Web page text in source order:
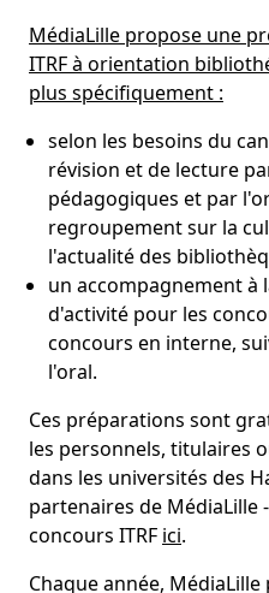
MédiaLille propose une
ITRF à orientation
plus spécifiquement :
selon les besoins du
révision et de lecture
pédagogiques et par
regroupement sur la
l'actualité des
un accompagnement
d'activité pour les
concours en interne,
l'oral.
Ces préparations sont
les personnels, titulaires
dans les universités des
partenaires de MédiaLille
concours ITRF ici.
Chaque année,